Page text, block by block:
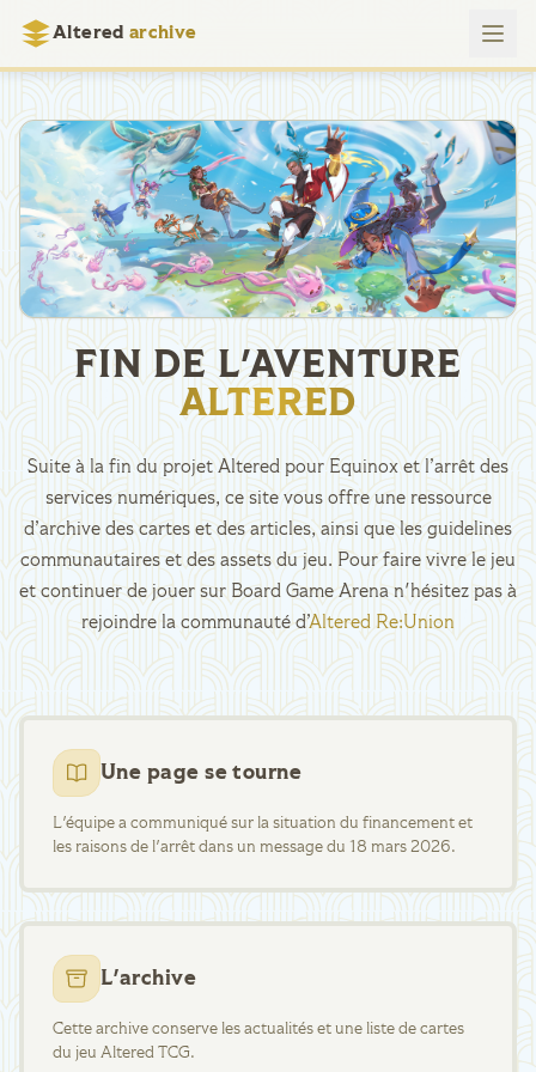
Altered archive
FIN DE L'AVENTURE
ALTERED
Suite à la fin du projet Altered pour Equinox et l’arrêt des
services numériques, ce site vous offre une ressource
d’archive des cartes et des articles, ainsi que les guidelines
communautaires et des assets du jeu. Pour faire vivre le jeu
et continuer de jouer sur Board Game Arena n'hésitez pas à
rejoindre la communauté d’Altered Re:Union
Une page se tourne
L'équipe a communiqué sur la situation du financement et
les raisons de l'arrêt dans un message du 18 mars 2026.
L'archive
Cette archive conserve les actualités et une liste de cartes
du jeu Altered TCG.